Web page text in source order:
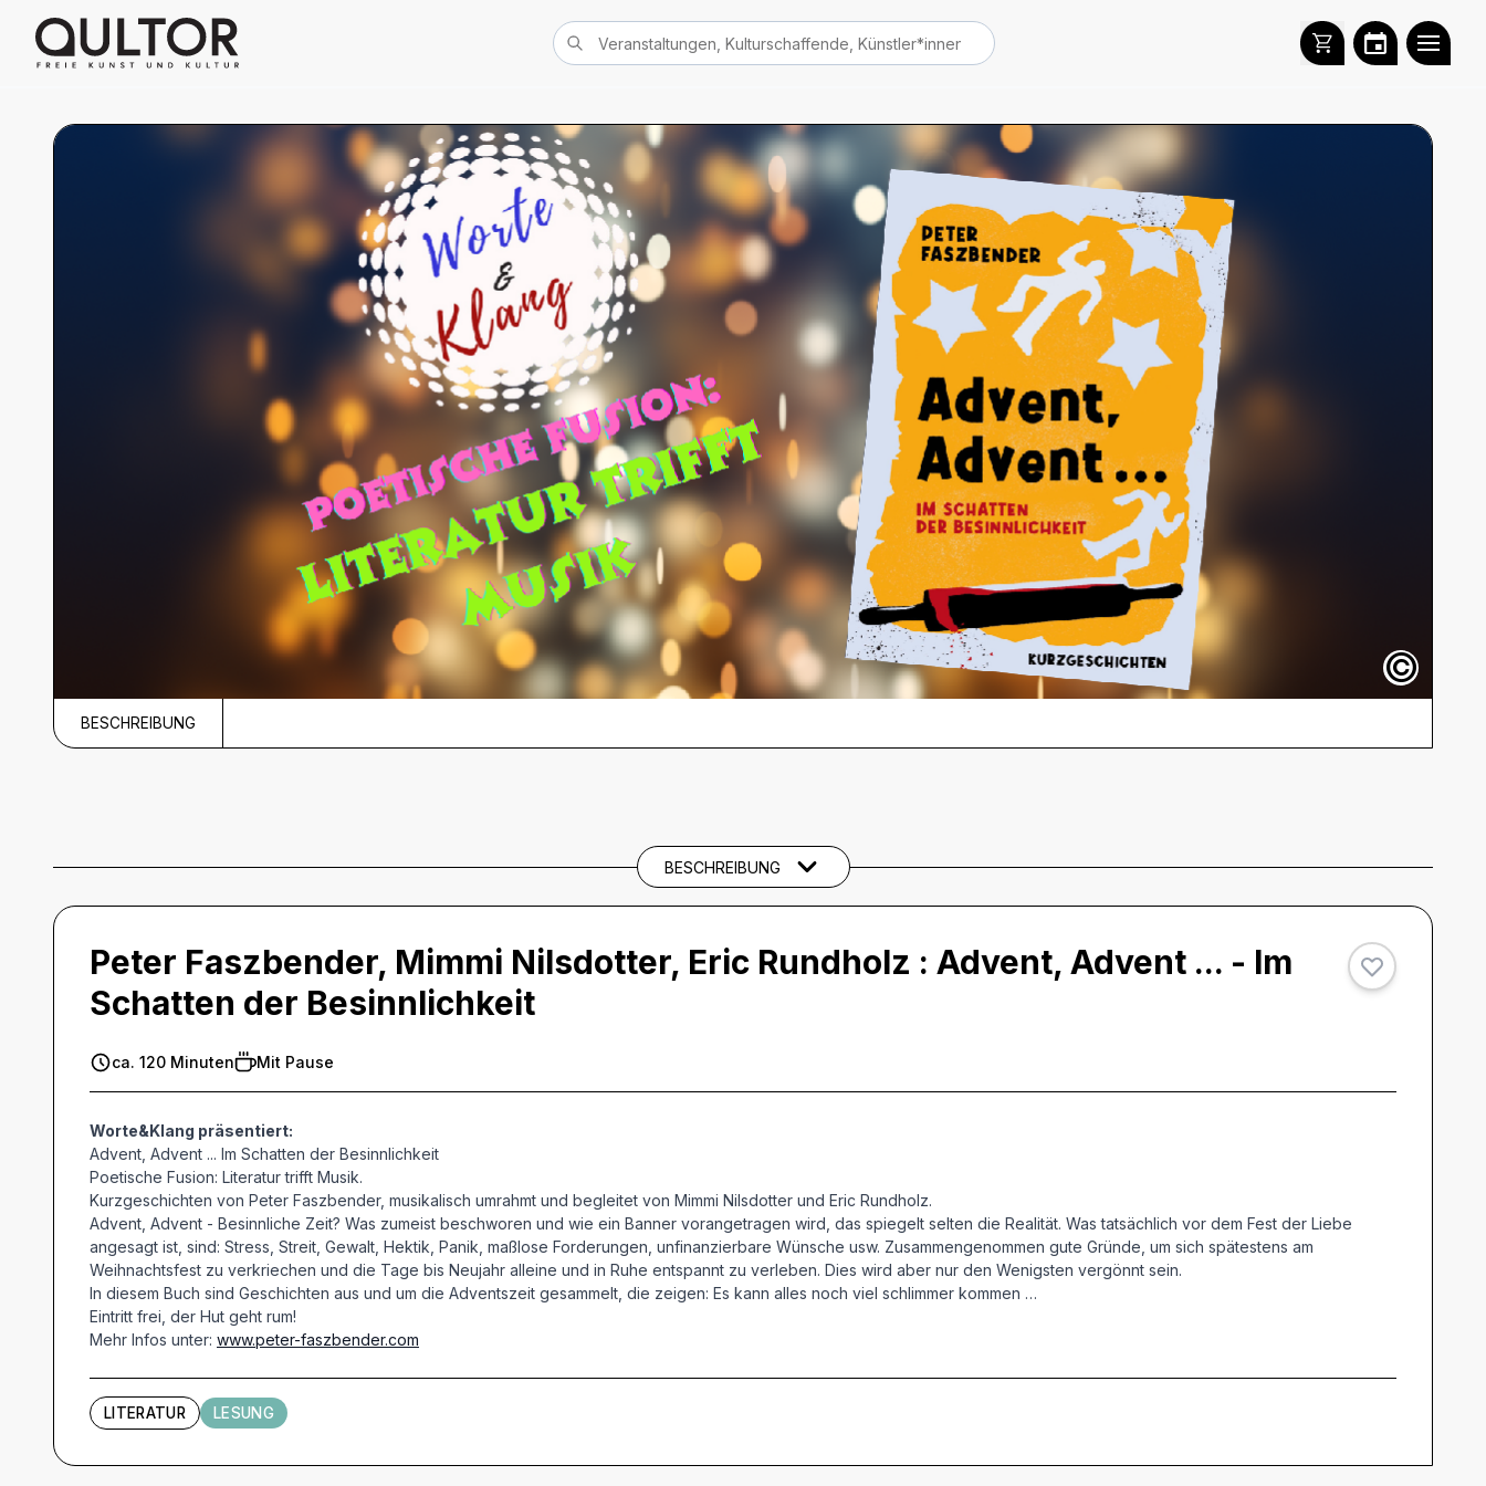
©
BESCHREIBUNG
BESCHREIBUNG
Peter Faszbender, Mimmi Nilsdotter, Eric Rundholz : Advent, Advent ... - Im
Schatten der Besinnlichkeit
ca. 120 Minuten Mit Pause
Worte&Klang präsentiert:
Advent, Advent ... Im Schatten der Besinnlichkeit
Poetische Fusion: Literatur trifft Musik.
Kurzgeschichten von Peter Faszbender, musikalisch umrahmt und begleitet von Mimmi Nilsdotter und Eric Rundholz.
Advent, Advent - Besinnliche Zeit? Was zumeist beschworen und wie ein Banner vorangetragen wird, das spiegelt selten die Realität. Was tatsächlich vor dem Fest der Liebe
angesagt ist, sind: Stress, Streit, Gewalt, Hektik, Panik, maßlose Forderungen, unfinanzierbare Wünsche usw. Zusammengenommen gute Gründe, um sich spätestens am
Weihnachtsfest zu verkriechen und die Tage bis Neujahr alleine und in Ruhe entspannt zu verleben. Dies wird aber nur den Wenigsten vergönnt sein.
In diesem Buch sind Geschichten aus und um die Adventszeit gesammelt, die zeigen: Es kann alles noch viel schlimmer kommen …
Eintritt frei, der Hut geht rum!
Mehr Infos unter: www.peter-faszbender.com
LITERATUR LESUNG